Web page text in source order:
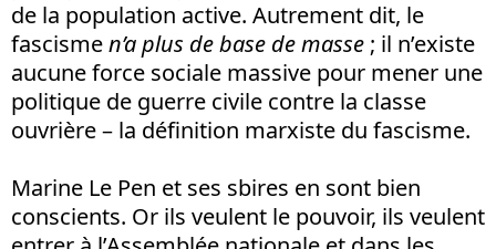
de la population active. Autrement dit, le
fascismen’a plus de base de masse ; il n’existe
aucune force sociale massive pour mener une
politique de guerre civile contre la classe
ouvrière – la définition marxiste du fascisme.
Marine Le Pen et ses sbires en sont bien
conscients. Or ils veulent le pouvoir, ils veulent